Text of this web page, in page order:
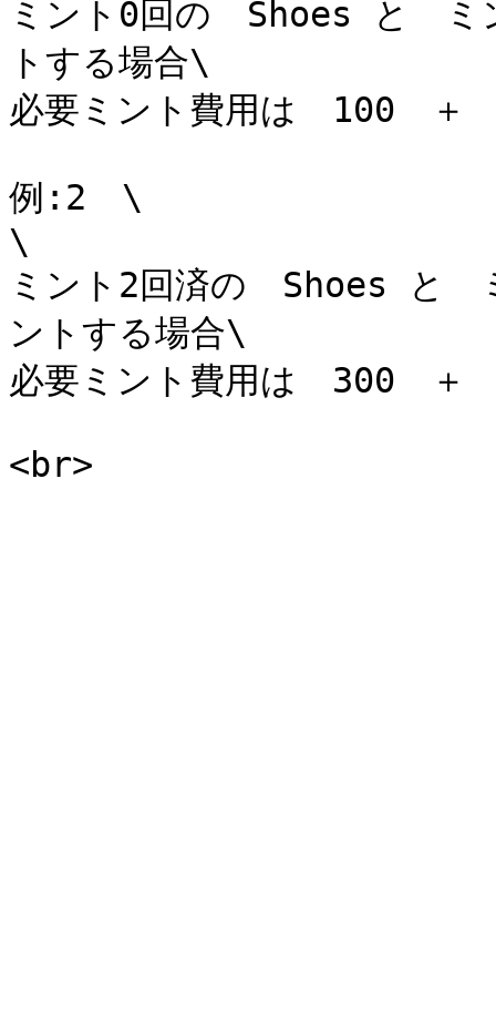
ミント0回の　Shoes と　
トする場合\
必要ミント費用は　100　
例:2　\
\
ミント2回済の　Shoes と
ントする場合\
必要ミント費用は　300　